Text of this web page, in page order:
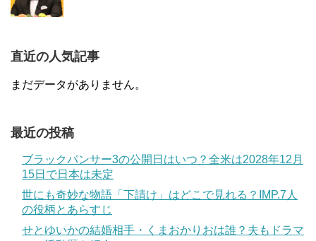
直近の人気記事
まだデータがありません。
最近の投稿
ブラックパンサー3の公開日はいつ？全米は2028年12月
15日で日本は未定
世にも奇妙な物語「下請け」はどこで見れる？IMP.7人
の役柄とあらすじ
せとゆいかの結婚相手・くまおかりおは誰？夫もドラマ